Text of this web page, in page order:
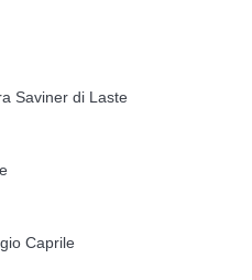
Saviner di Laste
Caprile